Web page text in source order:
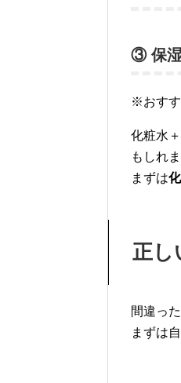
③ 保湿
※おすす
化粧水
もしれま
まずは
正し
間違っ
まずは